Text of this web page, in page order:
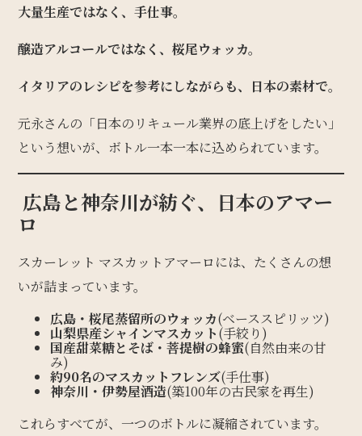
大量生産ではなく、手仕事。
醸造アルコールではなく、桜尾ウォッカ。
イタリアのレシピを参考にしながらも、日本の素材で。
元永さんの「日本のリキュール業界の底上げをしたい」
という想いが、ボトル一本一本に込められています。
広島と神奈川が紡ぐ、日本のアマー
ロ
スカーレット マスカットアマーロには、たくさんの想
いが詰まっています。
広島・桜尾蒸留所のウォッカ(ベーススピリッツ)
山梨県産シャインマスカット(手絞り)
国産甜菜糖とそば・菩提樹の蜂蜜(自然由来の甘
み)
約90名のマスカットフレンズ(手仕事)
神奈川・伊勢屋酒造(築100年の古民家を再生)
これらすべてが、一つのボトルに凝縮されています。